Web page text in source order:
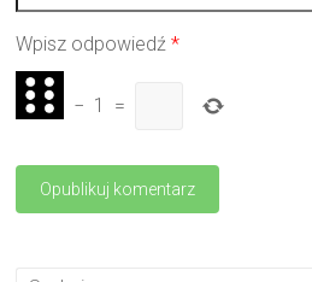
Wpisz odpowiedź *
− 1 =